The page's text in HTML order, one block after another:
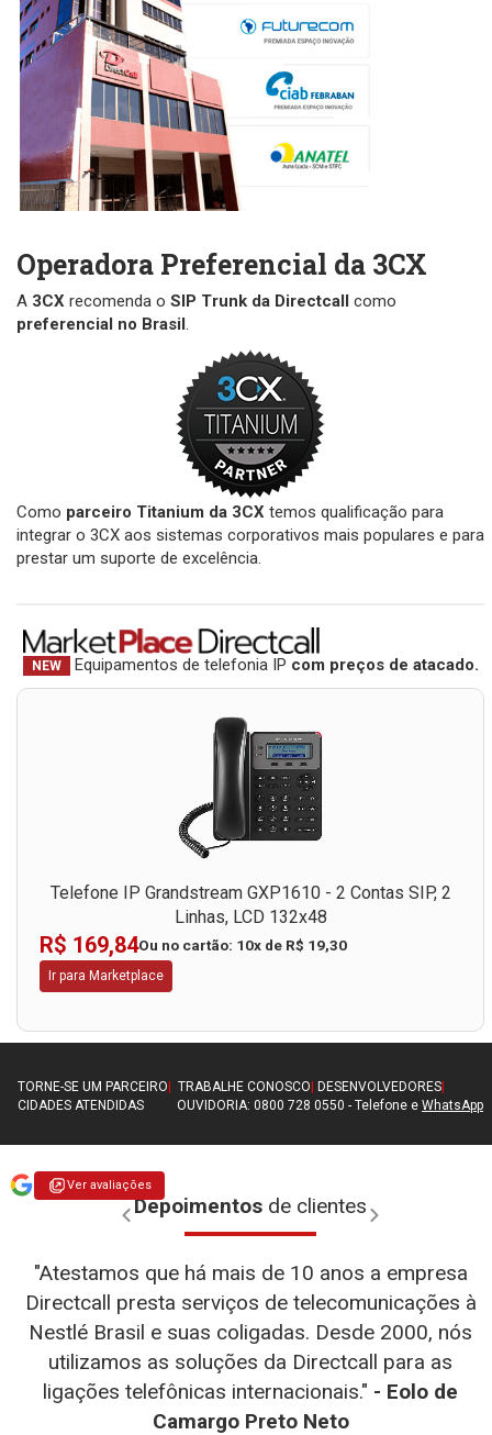
Operadora Preferencial da 3CX
A 3CX recomenda o SIP Trunk da Directcall como
preferencial no Brasil.
Como parceiro Titanium da 3CX temos qualificação para
integrar o 3CX aos sistemas corporativos mais populares e para
prestar um suporte de excelência.
NEW Equipamentos de telefonia IP com preços de atacado.
Telefone IP Grandstream GXP1610 - 2 Contas SIP, 2
Linhas, LCD 132x48
R$ 169,84Ou no cartão: 10x de R$ 19,30
Ir para Marketplace
TORNE-SE UM PARCEIRO| TRABALHE CONOSCO| DESENVOLVEDORES|
CIDADES ATENDIDAS
OUVIDORIA: 0800 728 0550 - Telefone eWhatsApp
Depoimentos de clientes
- Julia Falcin
"Atestamos que há mais de 10 anos a empresa
Directcall presta serviços de telecomunicações à
Nestlé Brasil e suas coligadas. Desde 2000, nós
utilizamos as soluções da Directcall para as
ligações telefônicas internacionais." - Eolo de
Camargo Preto Neto
- Diego
Fernando Alves
- Henrique Fernandes Simão
- Totvs
- Teresa
- D-link
- WEG
Ver avaliações